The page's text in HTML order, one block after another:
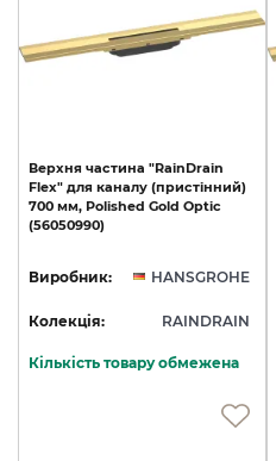
Верхня частина "RainDrain
Flex" для каналу (пристінний)
700 мм, Polished Gold Optic
(56050990)
Виробник: HANSGROHE
Колекція: RAINDRAIN
Кількість товару обмежена